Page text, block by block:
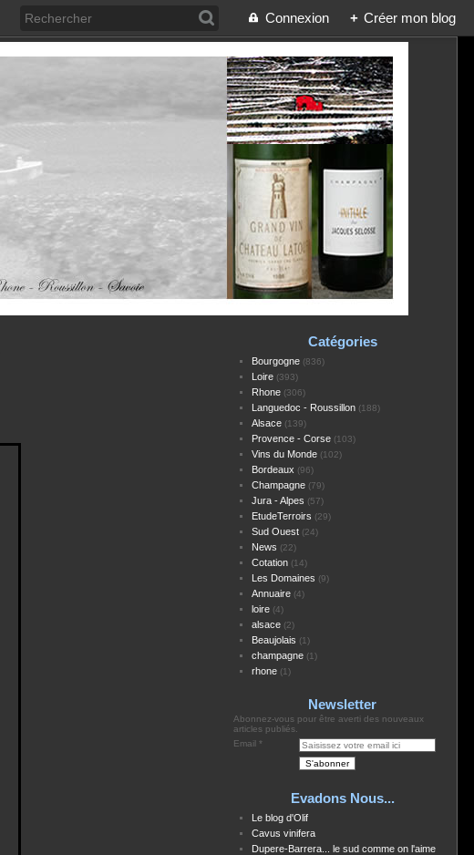
Connexion + Créer mon blog
Catégories
Bourgogne(836)
Loire(393)
Rhone(306)
Languedoc - Roussillon(188)
Alsace(139)
Provence - Corse(103)
Vins du Monde(102)
Bordeaux (96)
Champagne(79)
Jura - Alpes (57)
EtudeTerroirs (29)
Sud Ouest(24)
News (22)
Cotation(14)
Les Domaines (9)
Annuaire(4)
loire(4)
alsace(2)
Beaujolais (1)
champagne(1)
rhone(1)
Newsletter
Abonnez-vous pour être averti des nouveaux
articles publiés.
Email
Evadons Nous...
Le blog d'Olif
Cavus vinifera
Dupere-Barrera... le sud comme on l'aime